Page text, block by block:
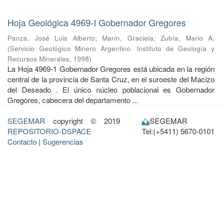
Hoja Geológica 4969-I Gobernador Gregores
Panza, José Luis Alberto; Marín, Graciela; Zubía, Mario A.
(Servicio Geológico Minero Argentino. Instituto de Geología y
Recursos Minerales, 1998)
La Hoja 4969-1 Gobernador Gregores está ubicada en la región
central de la provincia de Santa Cruz, en el suroeste del Macizo
del Deseado . El único núcleo poblacional es Gobernador
Gregores, cabecera del departamento ...
SEGEMAR copyright © 2019
REPOSITORIO-DSPACE
Contacto | Sugerencias
SEGEMAR
Tel:(+5411) 5670-0101